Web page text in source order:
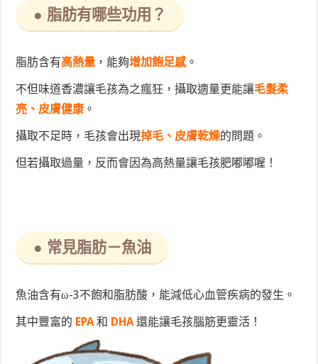
● 脂肪有哪些功用？
脂肪含有高熱量 ，能夠增加飽足感。
不但味道香濃讓毛孩為之瘋狂，攝取適量更能讓毛髮柔
亮、皮膚健康 。
攝取不足時，毛孩會出現掉毛、皮膚乾燥的問題。
但若攝取過量，反而會因為高熱量讓毛孩肥嘟嘟喔！
● 常見脂肪－魚油
魚油含有ω-3不飽和脂肪酸，能減低心血管疾病的發生。
其中豐富的 EPA 和 DHA還能讓毛孩腦筋更靈活！